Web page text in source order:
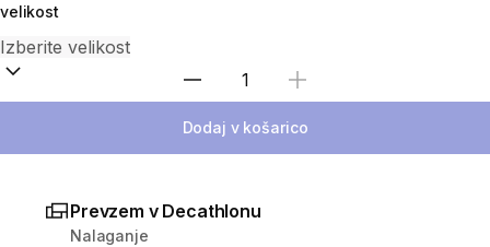
velikost
Izberite količino
Dodaj v košarico
Prevzem v Decathlonu
Nalaganje